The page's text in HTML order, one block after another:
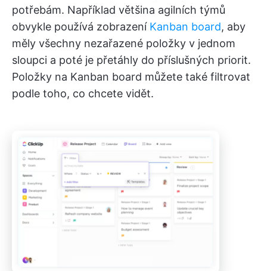
potřebám. Například většina agilních týmů
obvykle používá zobrazení Kanban board, aby
měly všechny nezařazené položky v jednom
sloupci a poté je přetáhly do příslušných priorit.
Položky na Kanban board můžete také filtrovat
podle toho, co chcete vidět.